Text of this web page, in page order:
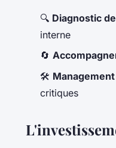
🔍 Diagnostic
interne
🔄
🛠️
critiques